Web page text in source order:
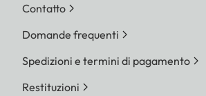
Contatto
Domande frequenti
Spedizioni e termini di pagamento
Restituzioni